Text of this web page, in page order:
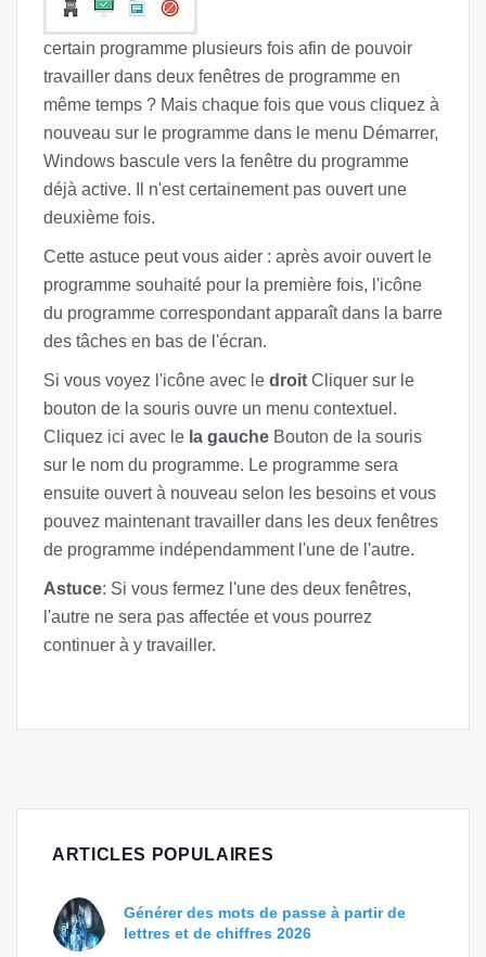
certain programme plusieurs fois afin de pouvoir
travailler dans deux fenêtres de programme en
même temps ? Mais chaque fois que vous cliquez à
nouveau sur le programme dans le menu Démarrer,
Windows bascule vers la fenêtre du programme
déjà active. Il n'est certainement pas ouvert une
deuxième fois.
Cette astuce peut vous aider : après avoir ouvert le
programme souhaité pour la première fois, l'icône
du programme correspondant apparaît dans la barre
des tâches en bas de l'écran.
Si vous voyez l'icône avec le droit Cliquer sur le
bouton de la souris ouvre un menu contextuel.
Cliquez ici avec le la gauche Bouton de la souris
sur le nom du programme. Le programme sera
ensuite ouvert à nouveau selon les besoins et vous
pouvez maintenant travailler dans les deux fenêtres
de programme indépendamment l'une de l'autre.
Astuce: Si vous fermez l'une des deux fenêtres,
l'autre ne sera pas affectée et vous pourrez
continuer à y travailler.
ARTICLES POPULAIRES
Générer des mots de passe à partir de
lettres et de chiffres 2026